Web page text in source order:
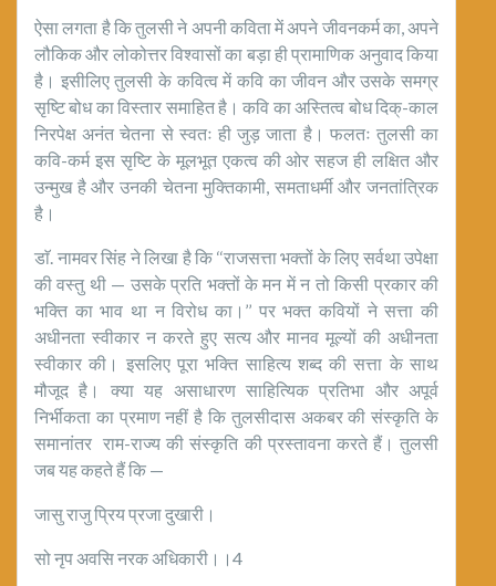
ऐसा लगता है कि तुलसी ने अपनी कविता में अपने जीवनकर्म का, अपने
लौकिक और लोकोत्तर विश्वासों का बड़ा ही प्रामाणिक अनुवाद किया
है। इसीलिए तुलसी के कवित्व में कवि का जीवन और उसके समग्र
सृष्टि बोध का विस्तार समाहित है। कवि का अस्तित्व बोध दिक्-काल
निरपेक्ष अनंत चेतना से स्वतः ही जुड़ जाता है। फलतः तुलसी का
कवि-कर्म इस सृष्टि के मूलभूत एकत्व की ओर सहज ही लक्षित और
उन्मुख है और उनकी चेतना मुक्तिकामी, समताधर्मी और जनतांत्रिक
है।
डाॅ. नामवर सिंह ने लिखा है कि ‘‘राजसत्ता भक्तों के लिए सर्वथा उपेक्षा
की वस्तु थी — उसके प्रति भक्तों के मन में न तो किसी प्रकार की
भक्ति का भाव था न विरोध का।’’ पर भक्त कवियों ने सत्ता की
अधीनता स्वीकार न करते हुए सत्य और मानव मूल्यों की अधीनता
स्वीकार की। इसलिए पूरा भक्ति साहित्य शब्द की सत्ता के साथ
मौजूद है। क्या यह असाधारण साहित्यिक प्रतिभा और अपूर्व
निर्भीकता का प्रमाण नहीं है कि तुलसीदास अकबर की संस्कृति के
समानांतर राम-राज्य की संस्कृति की प्रस्तावना करते हैं। तुलसी
जब यह कहते हैं कि —
जासु राजु प्रिय प्रजा दुखारी।
सो नृप अवसि नरक अधिकारी।।4